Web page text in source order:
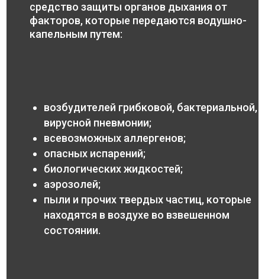
средство защиты органов дыхания от
факторов, которые передаются водушно-
капельным путем:
возбудителей грибковой, бактериальной,
вирусной пневмонии;
всевозможных аллергенов;
опасных испарений;
биологических жидкостей;
аэрозолей;
пыли и прочих твердых частиц, которые
находятся в воздухе во взвешенном
состоянии.